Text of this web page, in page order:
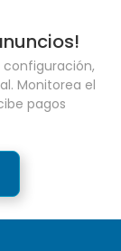
Monitorea el
pagos